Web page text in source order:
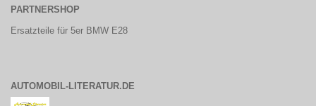
PARTNERSHOP
Ersatzteile für 5er BMW E28
AUTOMOBIL-LITERATUR.DE